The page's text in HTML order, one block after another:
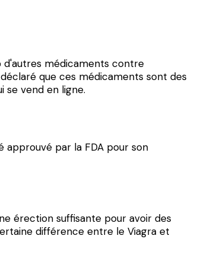
d'autres médicaments contre
que ces médicaments sont des
se vend en ligne.
approuvé par la FDA pour son
érection suffisante pour avoir des
différence entre le Viagra et